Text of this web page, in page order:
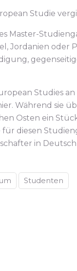
Studie
Master-
Jordanien oder
Studies
Während sie
Osten ein
diesen
in
Studenten